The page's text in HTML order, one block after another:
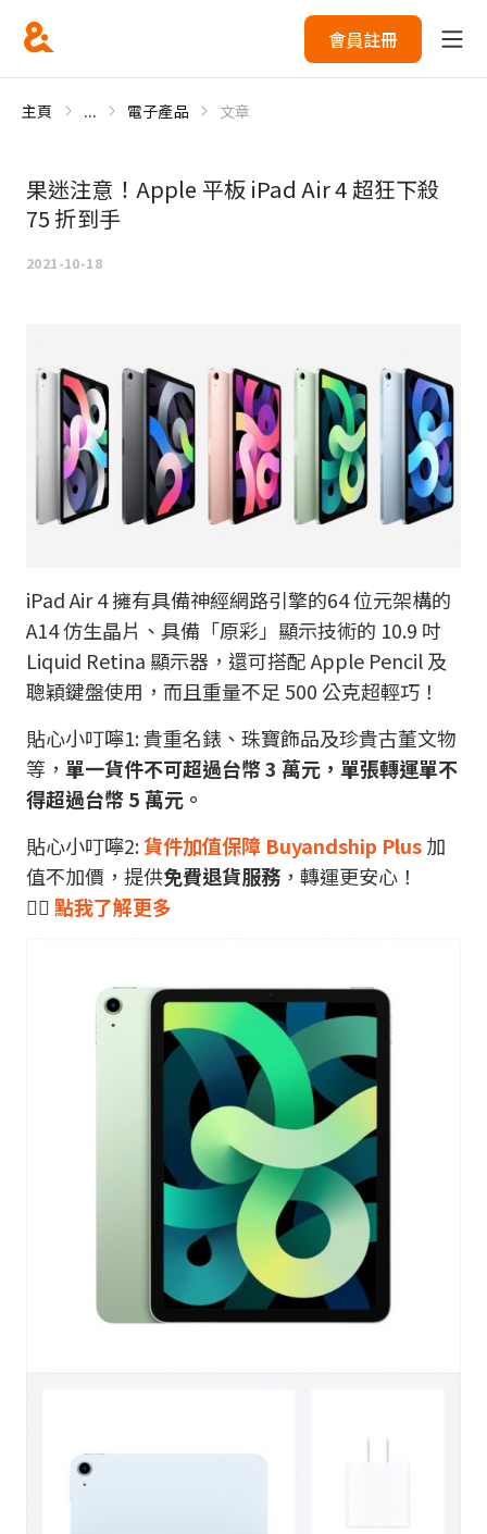
會員註冊
主頁 ... 電子產品 文章
果迷注意！Apple 平板 iPad Air 4 超狂下殺
75 折到手
2021-10-18
iPad Air 4 擁有具備神經網路引擎的64 位元架構的
A14 仿生晶片、具備「原彩」顯示技術的 10.9 吋
Liquid Retina 顯示器，還可搭配 Apple Pencil 及
聰穎鍵盤使用，而且重量不足 500 公克超輕巧！
貼心小叮嚀1: 貴重名錶、珠寶飾品及珍貴古董文物
等， 單一貨件不可超過台幣 3 萬元，單張轉運單不
得超過台幣 5 萬元。
貼心小叮嚀2:貨件加值保障 Buyandship Plus加
值不加價，提供免費退貨服務 ，轉運更安心！
👉🏼 點我了解更多